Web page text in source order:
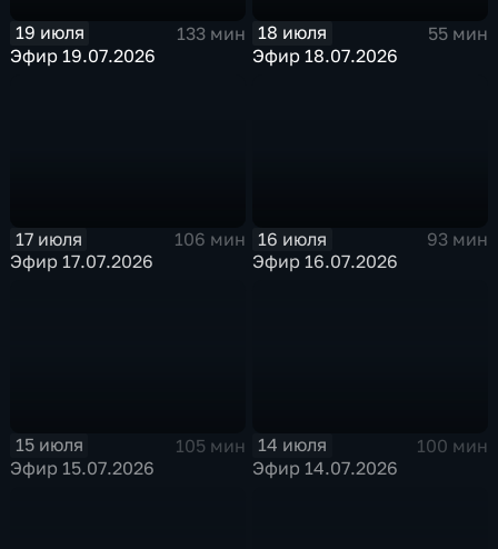
19 июля
133 мин
Эфир 19.07.2026
18 июля
55 мин
Эфир 18.07.2026
17 июля
106 мин
Эфир 17.07.2026
16 июля
93 мин
Эфир 16.07.2026
15 июля
105 мин
Эфир 15.07.2026
14 июля
100 мин
Эфир 14.07.2026